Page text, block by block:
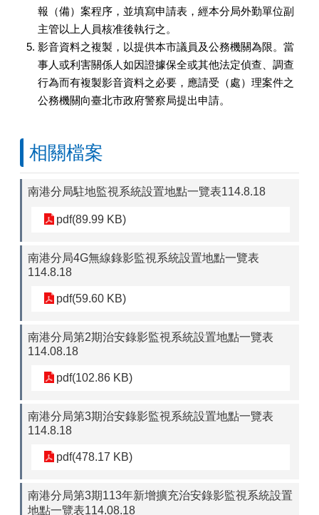
報（備）案程序，並填寫申請表，經本分局外勤單位副
主管以上人員核准後執行之。
影音資料之複製，以提供本市議員及公務機關為限。當
事人或利害關係人如因證據保全或其他法定偵查、調查
行為而有複製影音資料之必要，應請受（處）理案件之
公務機關向臺北市政府警察局提出申請。
相關檔案
南港分局駐地監視系統設置地點一覽表114.8.18
pdf(89.99 KB)
南港分局4G無線錄影監視系統設置地點一覽表
114.8.18
pdf(59.60 KB)
南港分局第2期治安錄影監視系統設置地點一覽表
114.08.18
pdf(102.86 KB)
南港分局第3期治安錄影監視系統設置地點一覽表
114.8.18
pdf(478.17 KB)
南港分局第3期113年新增擴充治安錄影監視系統設置
地點一覽表114.08.18